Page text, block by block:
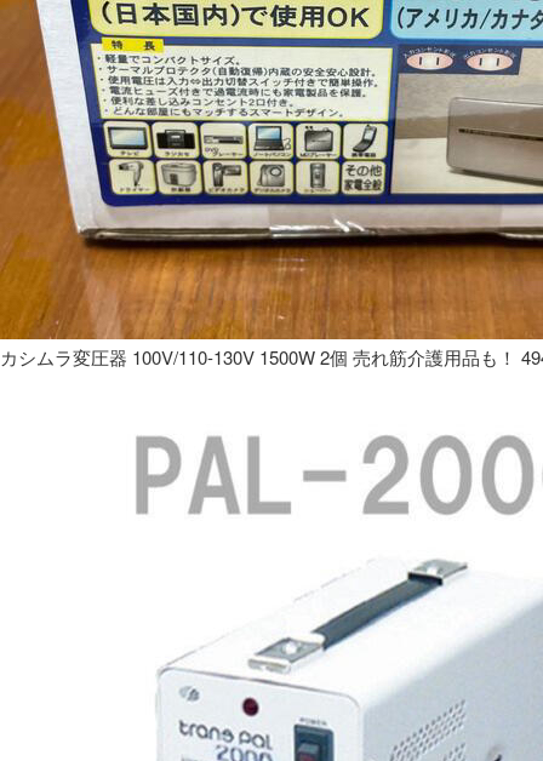
カシムラ変圧器 100V/110-130V 1500W 2個 売れ筋介護用品も！